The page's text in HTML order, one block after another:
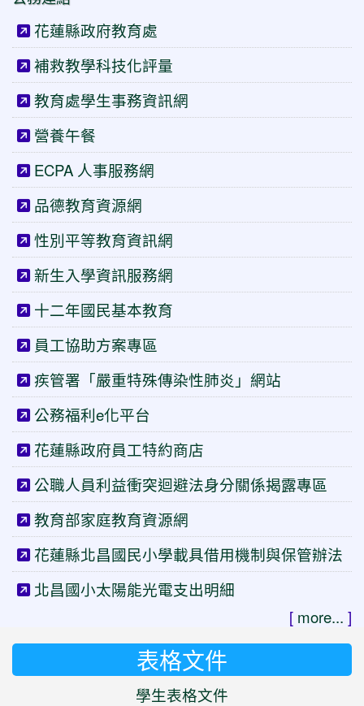
花蓮縣政府教育處
補救教學科技化評量
教育處學生事務資訊網
營養午餐
ECPA 人事服務網
品德教育資源網
性別平等教育資訊網
新生入學資訊服務網
十二年國民基本教育
員工協助方案專區
疾管署「嚴重特殊傳染性肺炎」網站
公務福利e化平台
花蓮縣政府員工特約商店
公職人員利益衝突迴避法身分關係揭露專區
教育部家庭教育資源網
花蓮縣北昌國民小學載具借用機制與保管辦法
北昌國小太陽能光電支出明細
[ more... ]
表格文件
學生表格文件